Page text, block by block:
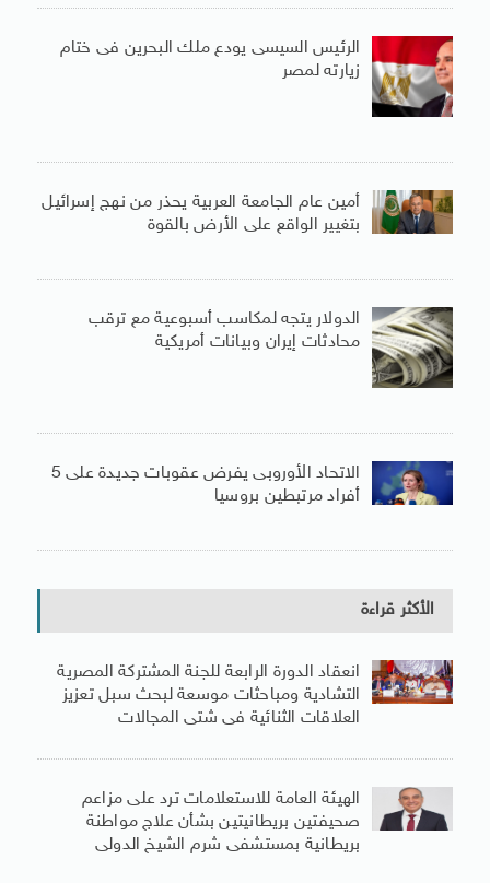
الرئيس السيسى يودع ملك البحرين فى ختام
زيارته لمصر
أمين عام الجامعة العربية يحذر من نهج إسرائيل
بتغيير الواقع على الأرض بالقوة
الدولار يتجه لمكاسب أسبوعية مع ترقب
محادثات إيران وبيانات أمريكية
الاتحاد الأوروبى يفرض عقوبات جديدة على 5
أفراد مرتبطين بروسيا
الأكثر قراءة
انعقاد الدورة الرابعة للجنة المشتركة المصرية
التشادية ومباحثات موسعة لبحث سبل تعزيز
العلاقات الثنائية فى شتى المجالات
الهيئة العامة للاستعلامات ترد على مزاعم
صحيفتين بريطانيتين بشأن علاج مواطنة
بريطانية بمستشفى شرم الشيخ الدولى